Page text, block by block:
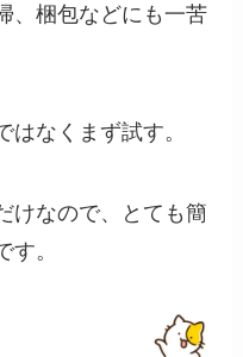
、梱包などにも一苦
なくまず試す。
けなので、とても簡
。